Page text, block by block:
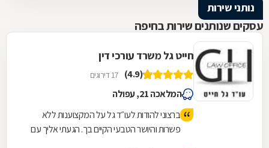
נותני שירות
עסקים שנותנים שירות בחיפה
חייט גל משרד עורכי דין
(4.9) 17 דירוגים
המלאכה 21, עפולה
ברצוני להודות לעו״ד גל על המקצוענות ללא
פשרות והיושר הטבעי הקיים בך. הגעתי אליך עם